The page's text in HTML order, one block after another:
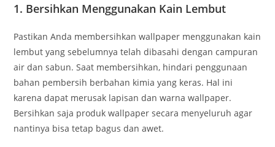
1. Bersihkan Menggunakan Kain Lembut
Pastikan Anda membersihkan wallpaper menggunakan kain
lembut yang sebelumnya telah dibasahi dengan campuran
air dan sabun. Saat membersihkan, hindari penggunaan
bahan pembersih berbahan kimia yang keras. Hal ini
karena dapat merusak lapisan dan warna wallpaper.
Bersihkan saja produk wallpaper secara menyeluruh agar
nantinya bisa tetap bagus dan awet.